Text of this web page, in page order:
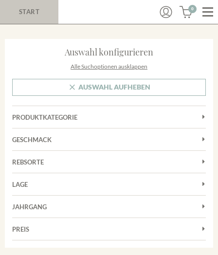
START 0
Auswahl konfigurieren
Alle Suchoptionen ausklappen
AUSWAHL AUFHEBEN
PRODUKTKATEGORIE
Cuvées
Rosé
Sekt
Trester/Spirituosen
Weißwein
Verpackung
GESCHMACK
Trocken
REBSORTE
Auxerrois
Cuvée
Grauburgunder
LAGE
Achkarrer Schlossberg
Merdinger Bühl
JAHRGANG
PREIS